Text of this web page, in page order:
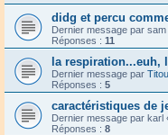
didg et percu
Dernier message par sam
Réponses : 11
la respiration...euh,
Dernier message par Titou
Réponses : 5
caractéristiques de
Dernier message par karl
Réponses : 8